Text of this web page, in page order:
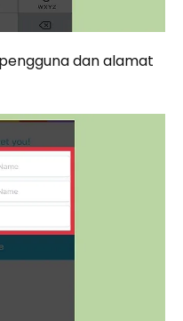
dan alamat